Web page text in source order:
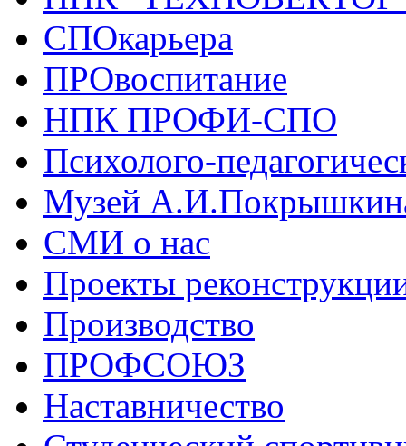
СПОкарьера
ПРОвоспитание
НПК ПРОФИ-СПО
Психолого-
Музей
СМИ о нас
Проекты
Производство
ПРОФСОЮЗ
Наставничество